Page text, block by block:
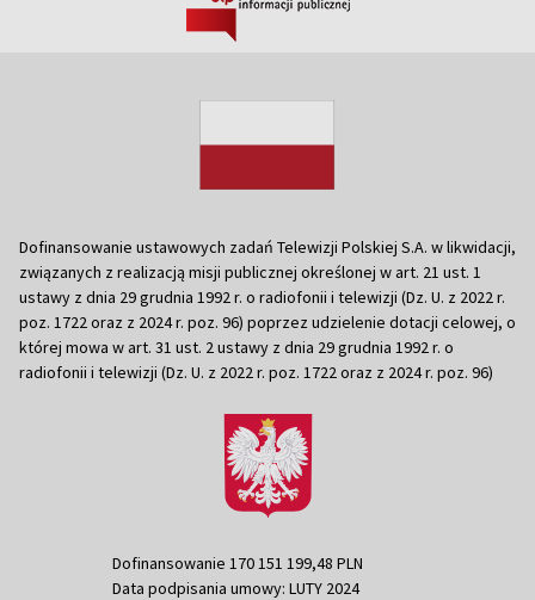
Dofinansowanie ustawowych zadań Telewizji Polskiej S.A. w likwidacji,
związanych z realizacją misji publicznej określonej w art. 21 ust. 1
ustawy z dnia 29 grudnia 1992 r. o radiofonii i telewizji (Dz. U. z 2022 r.
poz. 1722 oraz z 2024 r. poz. 96) poprzez udzielenie dotacji celowej, o
której mowa w art. 31 ust. 2 ustawy z dnia 29 grudnia 1992 r. o
radiofonii i telewizji (Dz. U. z 2022 r. poz. 1722 oraz z 2024 r. poz. 96)
Dofinansowanie 170 151 199,48 PLN
Data podpisania umowy: LUTY 2024